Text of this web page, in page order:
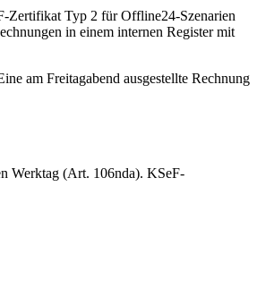
Zertifikat Typ 2 für Offline24-Szenarien
in einem internen Register mit
am Freitagabend ausgestellte Rechnung
Werktag (Art. 106nda). KSeF-